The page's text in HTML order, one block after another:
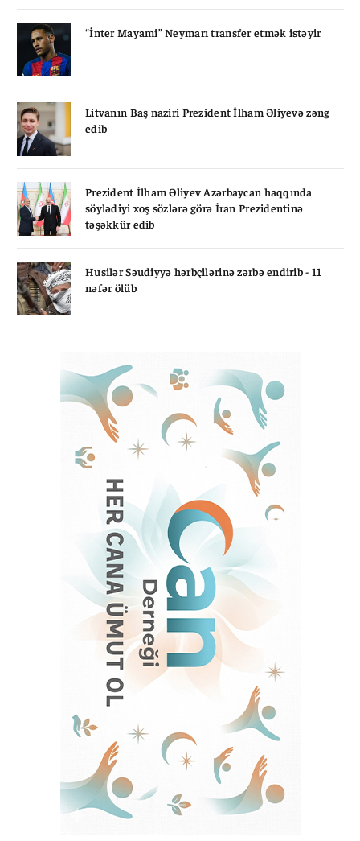
“İnter Mayami” Neymarı transfer etmək istəyir
Litvanın Baş naziri Prezident İlham Əliyevə zəng
edib
Prezident İlham Əliyev Azərbaycan haqqında
söylədiyi xoş sözlərə görə İran Prezidentinə
təşəkkür edib
Husilər Səudiyyə hərbçilərinə zərbə endirib - 11
nəfər ölüb